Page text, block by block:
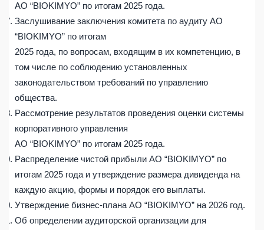
АО “BIOKIMYO” по итогам 2025 года.
Заслушивание заключения комитета по аудиту АО
“BIOKIMYO” по итогам
2025 года, по вопросам, входящим в их компетенцию, в
том числе по соблюдению установленных
законодательством требований по управлению
общества.
Рассмотрение результатов проведения оценки системы
корпоративного управления
АО “BIOKIMYO” по итогам 2025 года.
Распределение чистой прибыли АО “BIOKIMYO” по
итогам 2025 года и утверждение размера дивиденда на
каждую акцию, формы и порядок его выплаты.
Утверждение бизнес-плана АО “BIOKIMYO” на 2026 год.
Об определении аудиторской организации для